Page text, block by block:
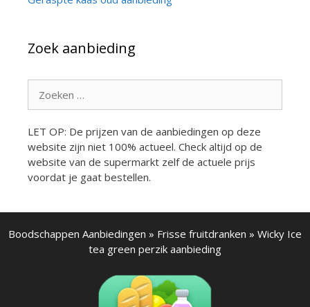
Zoek aanbieding
naar:
LET OP: De prijzen van de aanbiedingen op deze
website zijn niet 100% actueel. Check altijd op de
website van de supermarkt zelf de actuele prijs
voordat je gaat bestellen.
Boodschappen Aanbiedingen » Frisse fruitdranken » Wicky Ice
tea green perzik aanbieding